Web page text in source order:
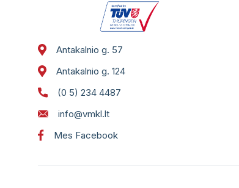
Antakalnio g. 57
Antakalnio g. 124
(0 5) 234 4487
info@vmkl.lt
Mes Facebook